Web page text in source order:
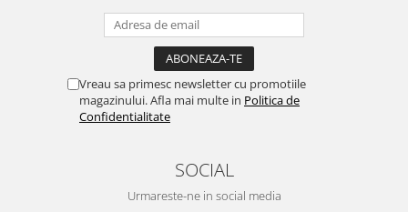
Vreau sa primesc newsletter cu promotiile
magazinului. Afla mai multe in Politica de
Confidentialitate
SOCIAL
Urmareste-ne in social media